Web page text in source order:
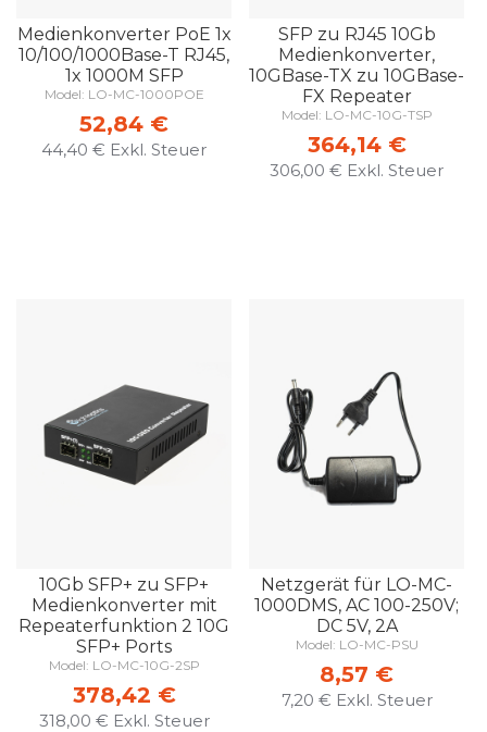
Medienkonverter PoE 1x
10/100/1000Base-T RJ45,
1x 1000M SFP
Model: LO-MC-1000POE
52,84 €
44,40 €
SFP zu RJ45 10Gb
Medienkonverter,
10GBase-TX zu 10GBase-
FX Repeater
Model: LO-MC-10G-TSP
364,14 €
306,00 €
10Gb SFP+ zu SFP+
Medienkonverter mit
Repeaterfunktion 2 10G
SFP+ Ports
Model: LO-MC-10G-2SP
378,42 €
318,00 €
Netzgerät für LO-MC-
1000DMS, AC 100-250V;
DC 5V, 2A
Model: LO-MC-PSU
8,57 €
7,20 €